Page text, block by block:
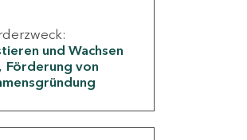
und Wachsen
Förderung von